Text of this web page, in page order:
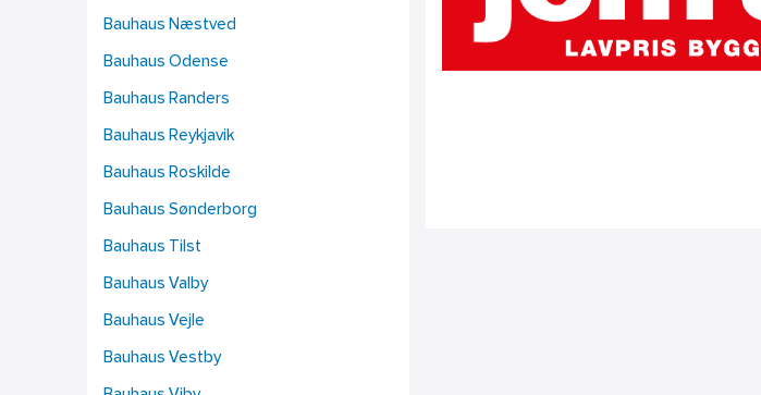
Bauhaus Næstved
Bauhaus Odense
Bauhaus Randers
Bauhaus Reykjavik
Bauhaus Roskilde
Bauhaus Sønderborg
Bauhaus Tilst
Bauhaus Valby
Bauhaus Vejle
Bauhaus Vestby